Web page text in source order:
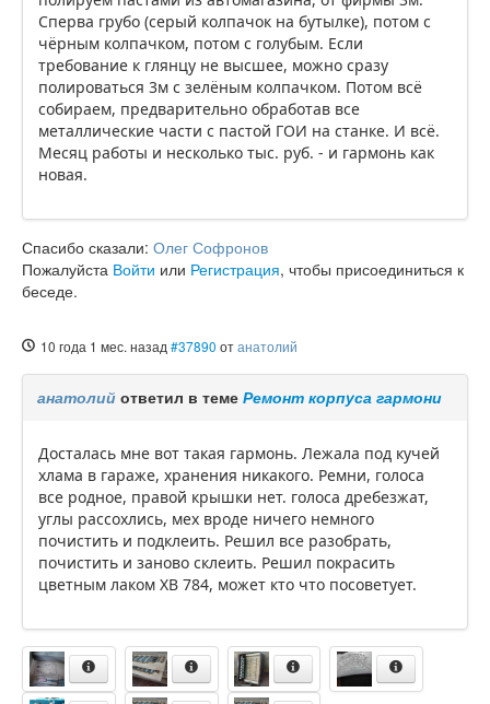
Сперва грубо (серый колпачок на бутылке), потом с
чёрным колпачком, потом с голубым. Если
требование к глянцу не высшее, можно сразу
полироваться 3м с зелёным колпачком. Потом всё
собираем, предварительно обработав все
металлические части с пастой ГОИ на станке. И всё.
Месяц работы и несколько тыс. руб. - и гармонь как
новая.
Спасибо сказали: Олег Софронов
Пожалуйста Войти или Регистрация, чтобы присоединиться к
беседе.
10 года 1 мес. назад #37890 отанатолий
анатолий ответил в теме Ремонт корпуса гармони
Досталась мне вот такая гармонь. Лежала под кучей
хлама в гараже, хранения никакого. Ремни, голоса
все родное, правой крышки нет. голоса дребезжат,
углы рассохлись, мех вроде ничего немного
почистить и подклеить. Решил все разобрать,
почистить и заново склеить. Решил покрасить
цветным лаком ХВ 784, может кто что посоветует.